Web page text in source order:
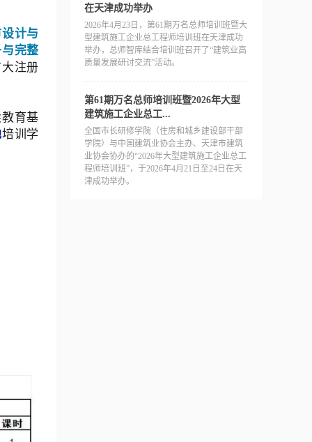
计与
完整
注册
育基
培训学
在天津成功举办
2026年4月23日，第61期万名总师培训班暨大
型建筑施工企业总工程师培训班在天津成功
举办，总师智库结合培训班召开了“建筑业高
质量发展研讨交流”活动。
第61期万名总师培训班暨2026年大型
建筑施工企业总工...
全国市长研修学院（住房和城乡建设部干部
学院）与中国建筑业协会主办、天津市建筑
业协会协办的“2026年大型建筑施工企业总工
程师培训班”，于2026年4月21日至24日在天
津成功举办。